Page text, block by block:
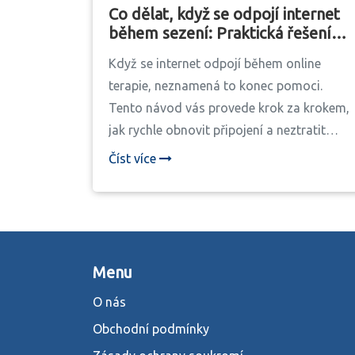
Co dělat, když se odpojí internet
během sezení: Praktická řešení
Když se internet odpojí během online
terapie, neznamená to konec pomoci.
Tento návod vás provede krok za krokem,
jak rychle obnovit připojení a neztratit
důležité sezení. Praktické tipy pro domácí
Číst více
Menu
O nás
Obchodní podmínky